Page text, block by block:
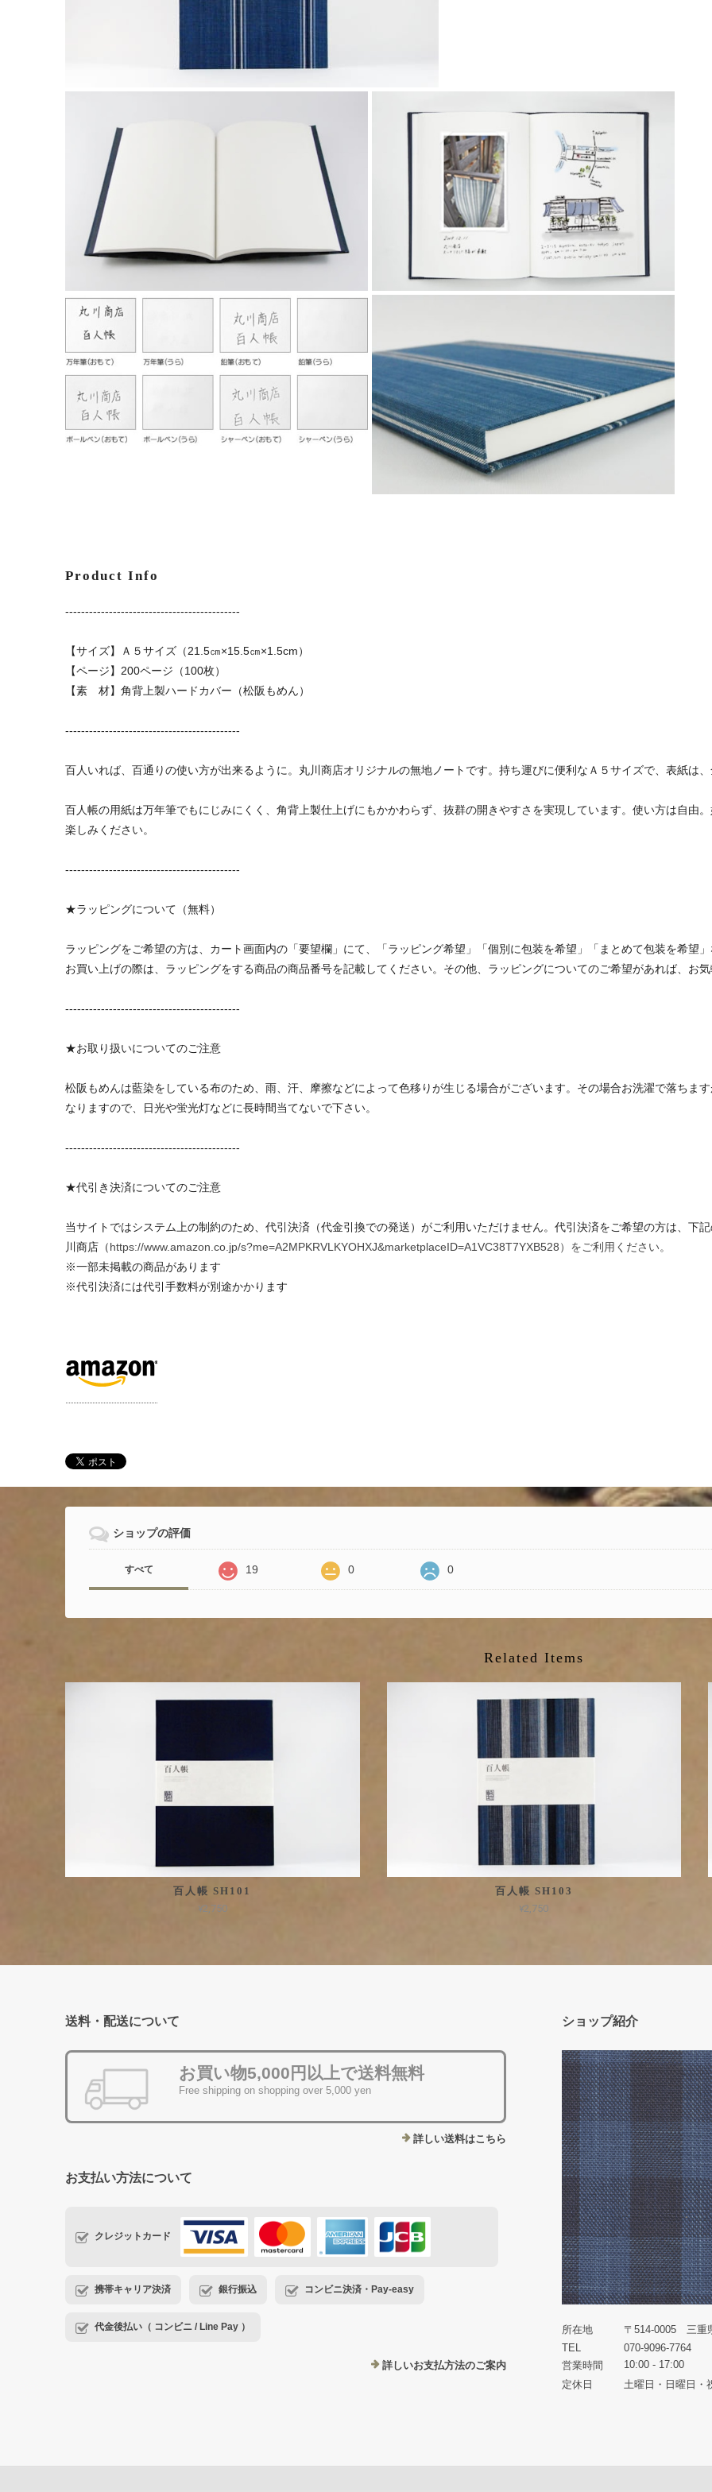
Product Info
--------------------------------------------
【サイズ】Ａ５サイズ（21.5㎝×15.5㎝×1.5cm）
【ページ】200ページ（100枚）
【素 材】角背上製ハードカバー（松阪もめん）
--------------------------------------------
百人いれば、百通りの使い方が出来るように。丸川商店オリジナルの無地ノートです。持ち運びに便利なＡ５サイズで、表紙は
百人帳の用紙は万年筆でもにじみにくく、角背上製仕上げにもかかわらず、抜群の開きやすさを実現しています。使い方は自由
楽しみください。
--------------------------------------------
★ラッピングについて（無料）
ラッピングをご希望の方は、カート画面内の「要望欄」にて、「ラッピング希望」「個別に包装を希望」「まとめて包装を希望
お買い上げの際は、ラッピングをする商品の商品番号を記載してください。その他、ラッピングについてのご希望があれば、お
--------------------------------------------
★お取り扱いについてのご注意
松阪もめんは藍染をしている布のため、雨、汗、摩擦などによって色移りが生じる場合がございます。その場合お洗濯で落ちま
なりますので、日光や蛍光灯などに長時間当てないで下さい。
--------------------------------------------
★代引き決済についてのご注意
当サイトではシステム上の制約のため、代引決済（代金引換での発送）がご利用いただけません。代引決済をご希望の方は、下
川商店（https://www.amazon.co.jp/s?me=A2MPKRVLKYOHXJ&marketplaceID=A1VC38T7YXB528）をご利用ください。
※一部未掲載の商品があります
※代引決済には代引手数料が別途かかります
ショップの評価
すべて 19 0 0
Related Items
百人帳 SH101
¥2,750
百人帳 SH103
¥2,750
送料・配送について
お買い物5,000円以上で送料無料
Free shipping on shopping over 5,000 yen
詳しい送料はこちら
お支払い方法について
クレジットカード
携帯キャリア決済 銀行振込 コンビニ決済・Pay-easy
代金後払い（ コンビニ / Line Pay ）
詳しいお支払方法のご案内
ショップ紹介
所在地
〒514-0005 三重
TEL
070-9096-7764
営業時間
10:00 - 17:00
定休日
土曜日・日曜日・